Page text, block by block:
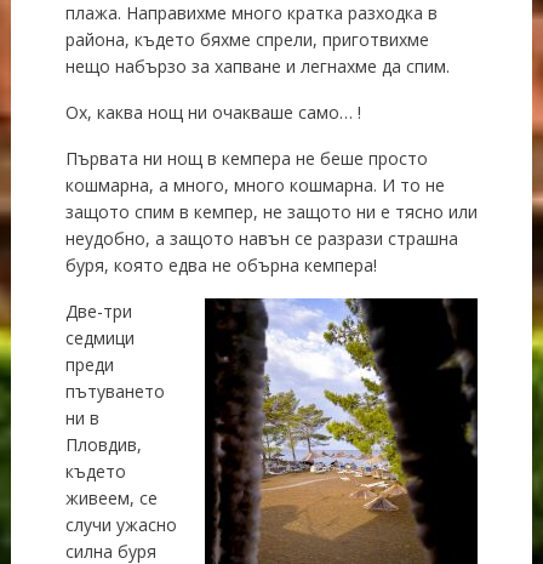
плажа. Направихме много кратка разходка в
района, където бяхме спрели, приготвихме
нещо набързо за хапване и легнахме да спим.
Ох, каква нощ ни очакваше само… !
Първата ни нощ в кемпера не беше просто
кошмарна, а много, много кошмарна. И то не
защото спим в кемпер, не защото ни е тясно или
неудобно, а защото навън се разрази страшна
буря, която едва не обърна кемпера!
Две-три
седмици
преди
пътуването
ни в
Пловдив,
където
живеем, се
случи ужасно
силна буря